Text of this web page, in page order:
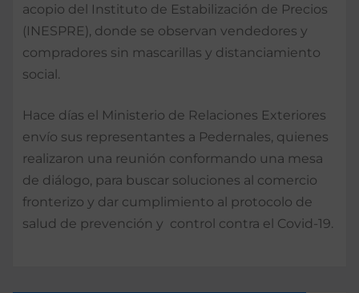
acopio del Instituto de Estabilización de Precios
(INESPRE), donde se observan vendedores y
compradores sin mascarillas y distanciamiento
social.
Hace días el Ministerio de Relaciones Exteriores
envío sus representantes a Pedernales, quienes
realizaron una reunión conformando una mesa
de diálogo, para buscar soluciones al comercio
fronterizo y dar cumplimiento al protocolo de
salud de prevención y control contra el Covid-19.